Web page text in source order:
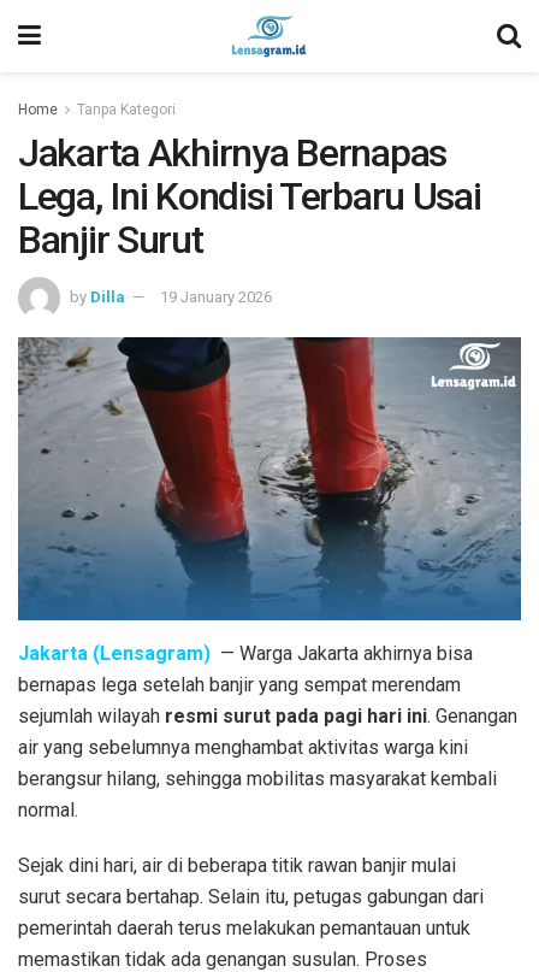
Home Tanpa Kategori
Jakarta Akhirnya Bernapas
Lega, Ini Kondisi Terbaru Usai
Banjir Surut
by Dilla 19 January 2026
Jakarta (Lensagram) — Warga Jakarta akhirnya bisa
bernapas lega setelah banjir yang sempat merendam
sejumlah wilayah resmi surut pada pagi hari ini. Genangan
air yang sebelumnya menghambat aktivitas warga kini
berangsur hilang, sehingga mobilitas masyarakat kembali
normal.
Sejak dini hari, air di beberapa titik rawan banjir mulai
surut secara bertahap. Selain itu, petugas gabungan dari
pemerintah daerah terus melakukan pemantauan untuk
memastikan tidak ada genangan susulan. Proses